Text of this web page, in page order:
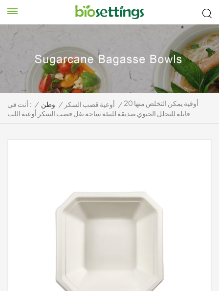
أنت في : / وطن / أوعية قصب السكر / 20 أوقية يمكن التخلص منها
قابلة للتحلل الحيوي صديقة للبيئة ساحة تفل قصب السكر أوعية اللب